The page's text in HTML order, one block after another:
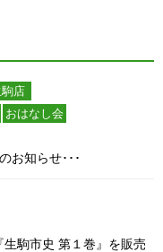
店
おはなし会
お知らせ･･･
駒市史 第１巻』を販売